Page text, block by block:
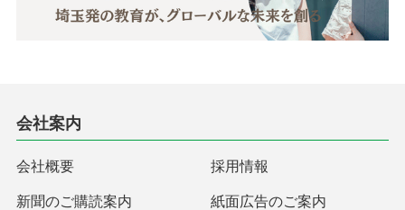
会社案内
会社概要 採用情報
新聞のご購読案内 紙面広告のご案内